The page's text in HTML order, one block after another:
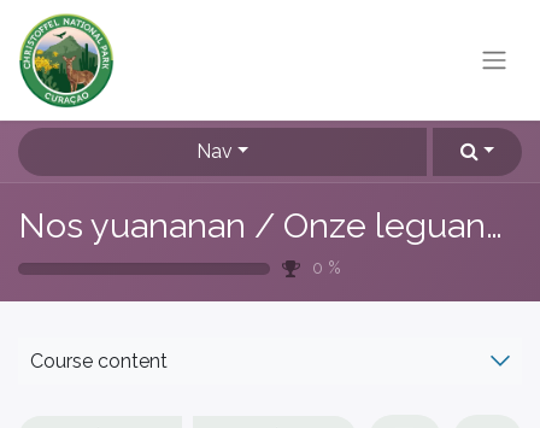
Nav
Nos yuananan / Onze leguanen
0 %
Course content